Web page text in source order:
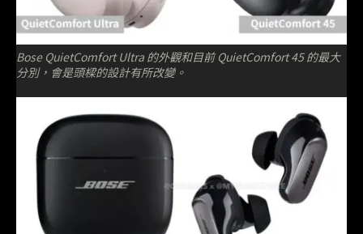
Bose QuietComfort Ultra 的外觀和目前 QuietComfort 45 的最大
分別，會是頭樑的設計有所改變。